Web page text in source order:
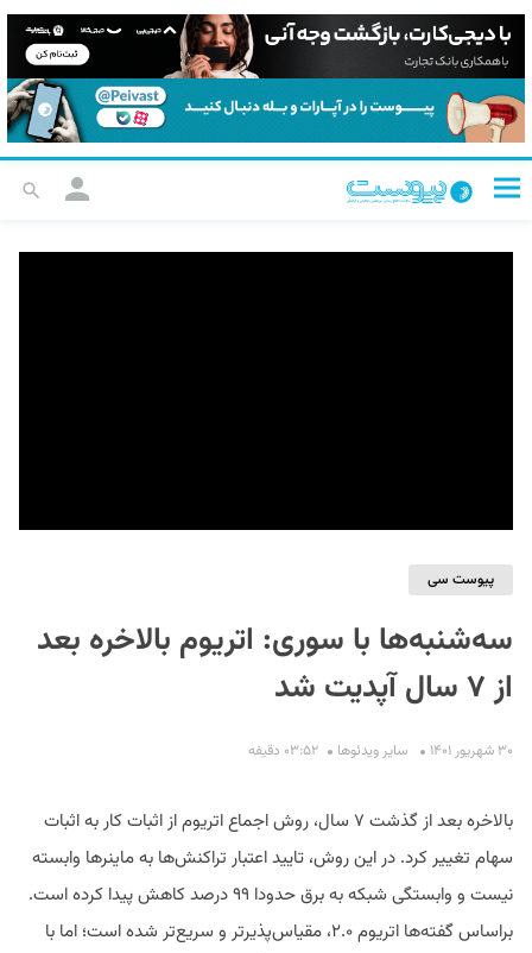
پیوست سی
سه‌شنبه‌ها با سوری: اتریوم بالاخره بعد
از ۷ سال آپدیت شد
۳۰ شهریور ۱۴۰۱ سایر ویدئو‌ها ۰۳:۵۲ دقیفه
بالاخره بعد از گذشت ۷ سال، روش اجماع اتریوم از اثبات کار به اثبات
سهام تغییر کرد. در این روش، تایید اعتبار تراکنش‌ها به ماینرها وابسته
نیست و وابستگی شبکه به برق حدودا ۹۹ درصد کاهش پیدا کرده است.
براساس گفته‌ها اتریوم ۲.۰، مقیاس‌پذیرتر و سریع‌تر شده است؛ اما با